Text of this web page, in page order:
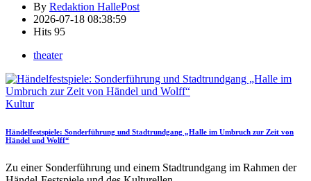
By Redaktion HallePost
2026-07-18 08:38:59
Hits 95
theater
Kultur
Händelfestspiele: Sonderführung und Stadtrundgang „Halle im Umbruch zur Zeit von
Händel und Wolff“
Zu einer Sonderführung und einem Stadtrundgang im Rahmen der